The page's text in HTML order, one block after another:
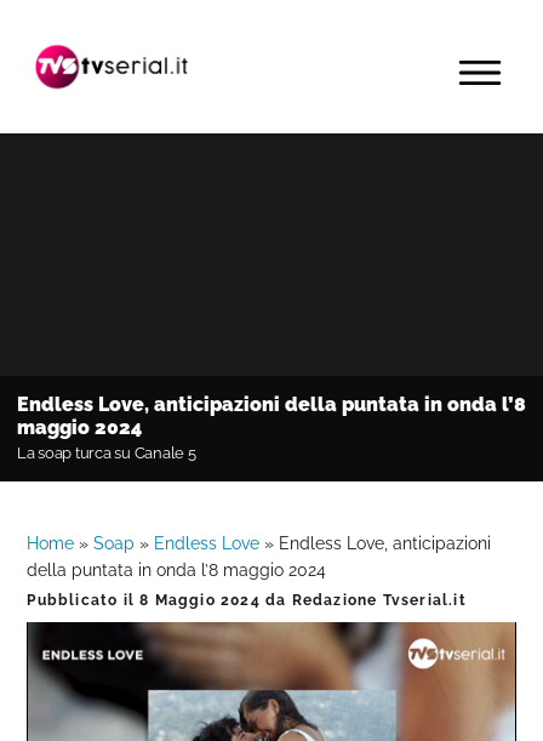
navigazione
contenuto
barra
primaria
MENU
Endless Love, anticipazioni della puntata in onda l’8
maggio 2024
La soap turca su Canale 5
Home »Soap » Endless Love » Endless Love, anticipazioni
della puntata in onda l’8 maggio 2024
Pubblicato il8 Maggio 2024 da Redazione Tvserial.it